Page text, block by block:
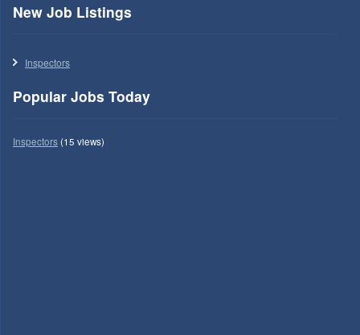
New Job Listings
Inspectors
Popular Jobs Today
Inspectors(15 views)